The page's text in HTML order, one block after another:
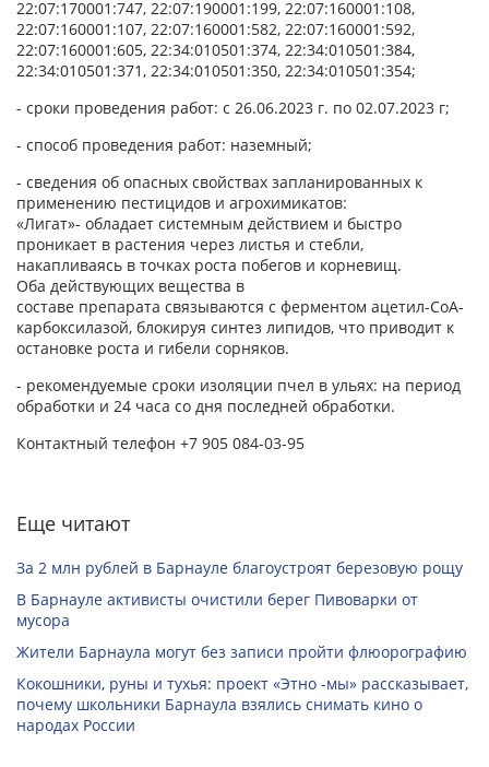
22:07:170001:747, 22:07:190001:199, 22:07:160001:108,
22:07:160001:107, 22:07:160001:582, 22:07:160001:592,
22:07:160001:605, 22:34:010501:374, 22:34:010501:384,
22:34:010501:371, 22:34:010501:350, 22:34:010501:354;
- сроки проведения работ: с 26.06.2023 г. по 02.07.2023 г;
- способ проведения работ: наземный;
- сведения об опасных свойствах запланированных к
применению пестицидов и агрохимикатов:
«Лигат»- обладает системным действием и быстро
проникает в растения через листья и стебли,
накапливаясь в точках роста побегов и корневищ.
Оба действующих вещества в
составе препарата связываются с ферментом ацетил-СоА-
карбоксилазой, блокируя синтез липидов, что приводит к
остановке роста и гибели сорняков.
- рекомендуемые сроки изоляции пчел в ульях: на период
обработки и 24 часа со дня последней обработки.
Контактный телефон +7 905 084-03-95
Еще читают
За 2 млн рублей в Барнауле благоустроят березовую рощу
В Барнауле активисты очистили берег Пивоварки от
мусора
Жители Барнаула могут без записи пройти флюорографию
Кокошники, руны и тухья: проект «Этно -мы» рассказывает,
почему школьники Барнаула взялись снимать кино о
народах России